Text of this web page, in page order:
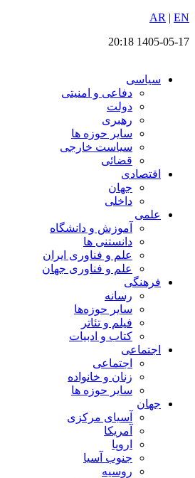
پرش
محتوا
AR | EN
1405-05-17 20:18
سیاسی
دفاعی و امنیتی
دولت
رهبری
سایر حوزه ها
سیاست خارجی
قضائی
اقتصادی
جهان
داخلی
علمی
آموزش و دانشگاه
دانستنی ها
علم و فناوری ایران
علم و فناوری جهان
فرهنگی
رسانه
سایر حوزه‌ها
فیلم و تئاتر
کتاب و ادبیات
اجتماعی
اجتماعی
زنان و خانواده
سایر حوزه ها
جهان
آسیای مرکزی
آمریکا
اروپا
جنوب آسیا
روسیه